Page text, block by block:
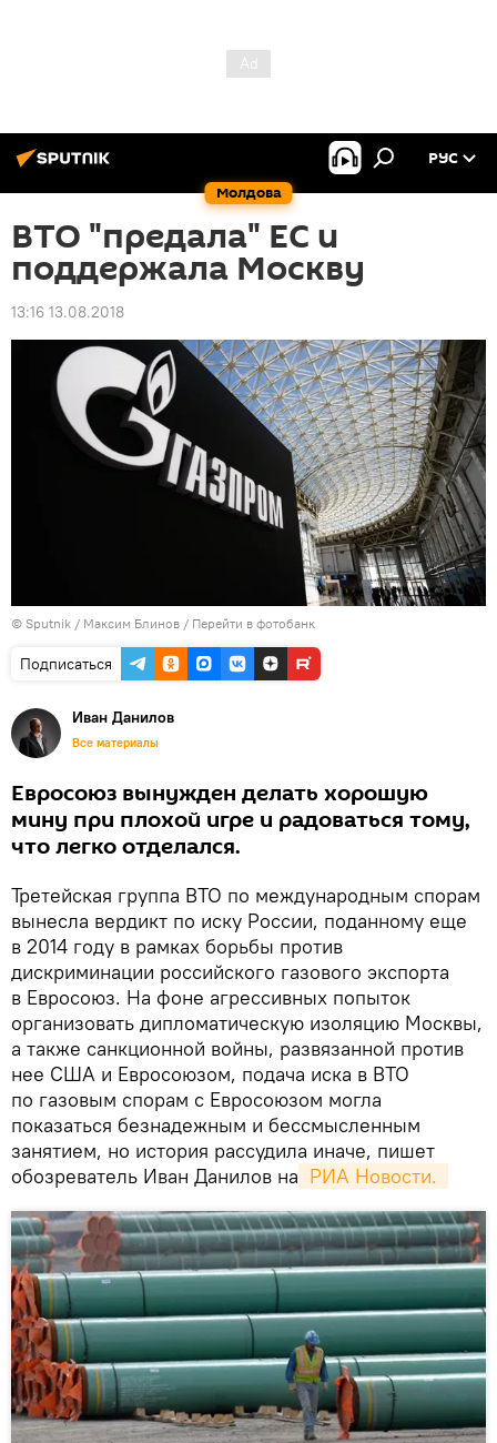
Молдова
РУС
ВТО "предала" ЕС и
поддержала Москву
13:16 13.08.2018
© Sputnik / Максим Блинов / Перейти в фотобанк
Подписаться
Иван Данилов
Все материалы
Евросоюз вынужден делать хорошую
мину при плохой игре и радоваться тому,
что легко отделался.
Третейская группа ВТО по международным спорам
вынесла вердикт по иску России, поданному еще
в 2014 году в рамках борьбы против
дискриминации российского газового экспорта
в Евросоюз. На фоне агрессивных попыток
организовать дипломатическую изоляцию Москвы,
а также санкционной войны, развязанной против
нее США и Евросоюзом, подача иска в ВТО
по газовым спорам с Евросоюзом могла
показаться безнадежным и бессмысленным
занятием, но история рассудила иначе, пишет
обозреватель Иван Данилов на РИА Новости.